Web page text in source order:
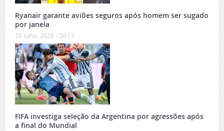
Ryanair garante aviões seguros após homem ser sugado
por janela
20 Julho, 2026 - 20:13
FIFA investiga seleção da Argentina por agressões após
a final do Mundial